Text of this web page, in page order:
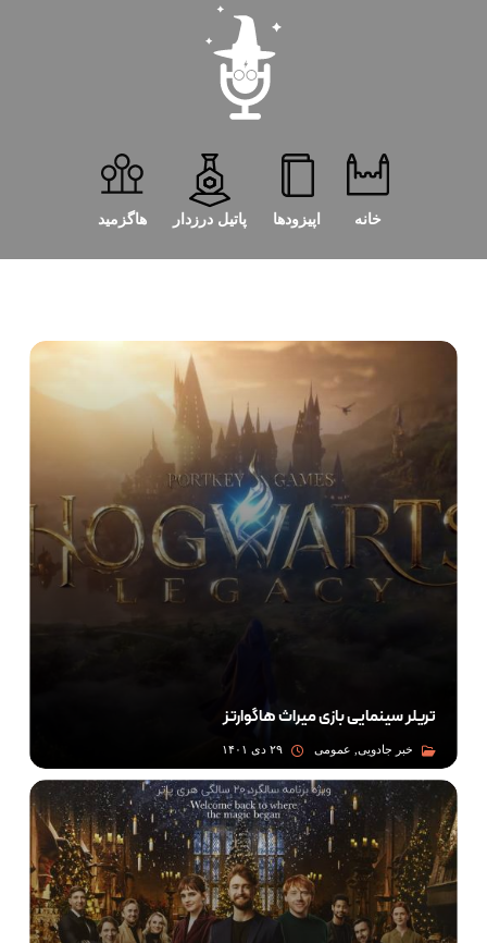
خانه اپیزودها پاتیل درزدار هاگزمید
تریلر سینمایی بازی میراث هاگوارتز
۲۹ دی ۱۴۰۱ خبر جادویی, عمومی